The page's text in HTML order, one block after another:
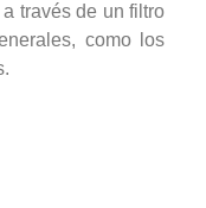
través de un filtro
como los